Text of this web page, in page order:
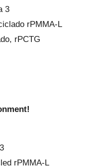
3
rPMMA-L
rPCTG
rPMMA-L